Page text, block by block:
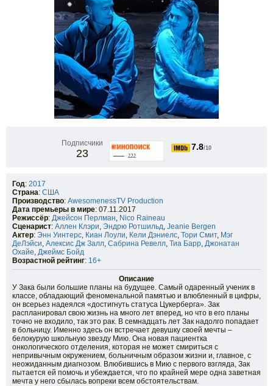
Подписчики
23
7.8/10
Год: 2017
Страна: США
Производство: AwesomenessTV Production
Дата премьеры в мире: 07.11.2017
Режиссёр: Джейсон Перлман, Nico Raineau
Сценарист: Аллен Клэри, Эндрю Ротшильд, Jeanie Bergen
Актер: Энн Уинтерс, Киан Лоули, Кели Дэниелс, Тори Смит, Мэг
ДеЛэйси, Алексис Дж Залл, Сабрина Ревелл, Тиа Барр, Джонатан
Охайе, Джеймс Бойд
Возрастной рейтинг: 16+
Описание
У Зака были большие планы на будущее. Самый одаренный ученик в
классе, обладающий феноменальной памятью и влюбленный в цифры,
он всерьез надеялся «достигнуть статуса Цукерберга». Зак
распланировал свою жизнь на много лет вперед, но что в его планы
точно не входило, так это рак. В семнадцать лет Зак надолго попадает
в больницу. Именно здесь он встречает девушку своей мечты –
белокурую школьную звезду Мию. Она новая пациентка
онкологического отделения, которая не может смириться с
непривычным окружением, больничным образом жизни и, главное, с
неожиданным диагнозом. Влюбившись в Мию с первого взгляда, Зак
пытается ей помочь и убеждается, что по крайней мере одна заветная
мечта у него сбылась вопреки всем обстоятельствам.